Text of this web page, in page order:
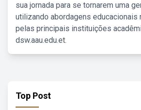
sua jornada para se tornarem uma
utilizando abordagens educacionais
pelas principais instituições
dsw.aau.edu.et.
Top Post